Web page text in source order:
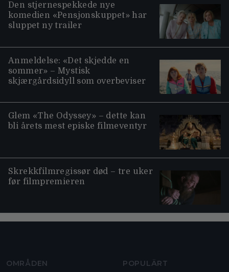
Den stjernespekkede nye
komedien «Pensjonskuppet» har
sluppet ny trailer
Anmeldelse: «Det skjedde en
sommer» – Mystisk
skjærgårdsidyll som overbeviser
Glem «The Odyssey» – dette kan
bli årets mest episke filmeventyr
Skrekkfilmregissør død – tre uker
før filmpremieren
OMRÅDEN POPULÄRT